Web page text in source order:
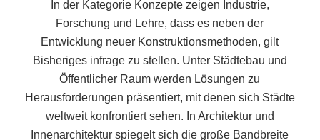
In der Kategorie Konzepte zeigen Industrie,
Forschung und Lehre, dass es neben der
Entwicklung neuer Konstruktionsmethoden, gilt
Bisheriges infrage zu stellen. Unter Städtebau und
Öffentlicher Raum werden Lösungen zu
Herausforderungen präsentiert, mit denen sich Städte
weltweit konfrontiert sehen. In Architektur und
Innenarchitektur spiegelt sich die große Bandbreite